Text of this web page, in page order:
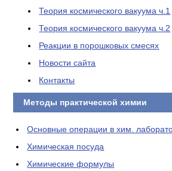
Теория космического вакуума ч.1
Теория космического вакуума ч.2
Реакции в порошковых смесях
Новости сайта
Контакты
Методы практической химии
Основные операции в хим.
Химическая посуда
Химические формулы